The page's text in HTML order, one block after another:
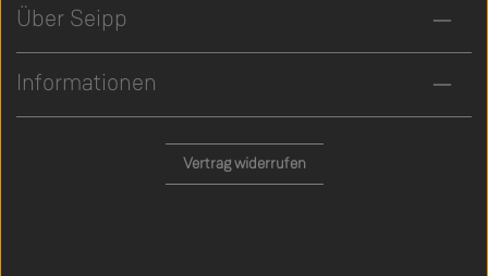
Über Seipp
Informationen
Vertrag widerrufen